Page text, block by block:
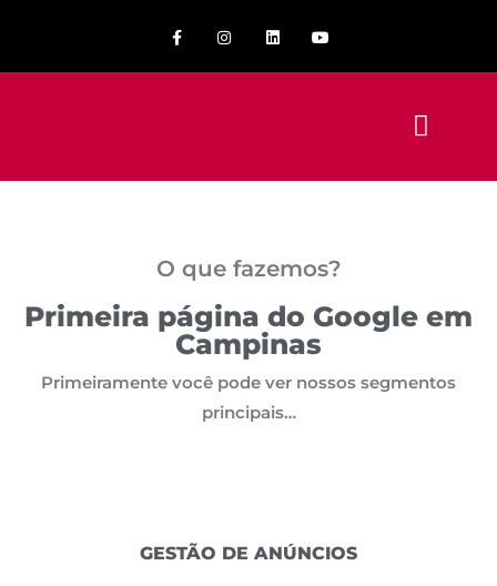
O que fazemos?
Primeira página do Google em
Campinas
Primeiramente você pode ver nossos segmentos
principais…
GESTÃO DE ANÚNCIOS